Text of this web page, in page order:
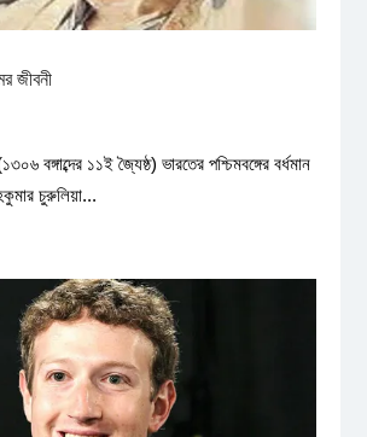
জীবনী
বঙ্গাব্দের ১১ই জ্যৈষ্ঠ) ভারতের পশ্চিমবঙ্গের বর্ধমান
চুরুলিয়া...